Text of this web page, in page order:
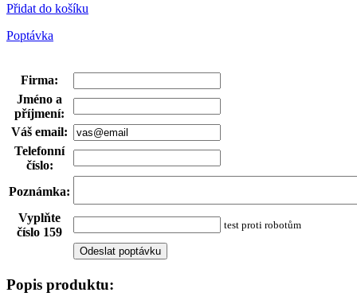
Přidat do košíku
Poptávka
Firma:
Jméno a
příjmení:
Váš email:
Telefonní
číslo:
Poznámka:
Vyplňte
číslo 159
test proti robotům
Popis produktu: